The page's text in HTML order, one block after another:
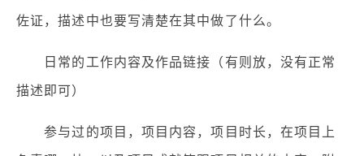
佐证，描述中也要写清楚在其中做了什么。
日常的工作内容及作品链接（有则放，没有正常
描述即可）
参与过的项目，项目内容，项目时长，在项目上